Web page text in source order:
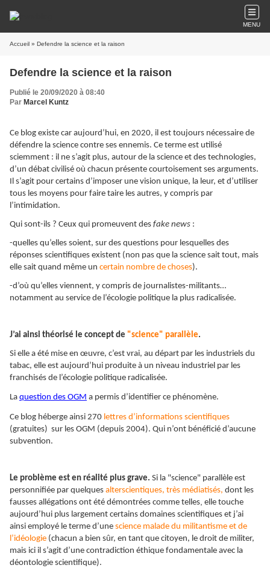
MENU
Accueil » Defendre la science et la raison
Defendre la science et la raison
Publié le 20/09/2020 à 08:40
Par Marcel Kuntz
Ce blog existe car aujourd’hui, en 2020, il est toujours nécessaire de
défendre la science contre ses ennemis. Ce terme est utilisé
sciemment : il ne s’agit plus, autour de la science et des technologies,
d’un débat civilisé où chacun présente courtoisement ses arguments.
Il s’agit pour certains d’imposer une vision unique, la leur, et d’utiliser
tous les moyens pour faire taire les autres, y compris par
l’intimidation.
Qui sont-ils ? Ceux qui promeuvent des fake news :
-quelles qu’elles soient, sur des questions pour lesquelles des
réponses scientifiques existent (non pas que la science sait tout, mais
elle sait quand même un certain nombre de choses).
-d’où qu’elles viennent, y compris de journalistes-militants…
notamment au service de l’écologie politique la plus radicalisée.
J’ai ainsi théorisé le concept de "science" parallèle.
Si elle a été mise en œuvre, c’est vrai, au départ par les industriels du
tabac, elle est aujourd’hui produite à un niveau industriel par les
franchisés de l’écologie politique radicalisée.
La question des OGM a permis d’identifier ce phénomène.
Ce blog héberge ainsi 270 lettres d’informations scientifiques
(gratuites) sur les OGM (depuis 2004). Qui n’ont bénéficié d’aucune
subvention.
Le problème est en réalité plus grave. Si la "science" parallèle est
personnifiée par quelques alterscientiques, très médiatisés, dont les
fausses allégations ont été démontrées comme telles elle touche
aujourd’hui plus largement certains domaines scientifiques et j’ai
ainsi employé le terme d’une science malade du militantisme et de
l’idéologie (chacun a bien sûr, en tant que citoyen, le droit de militer,
mais ici il s’agit d’une contradiction éthique fondamentale avec la
déontologie scientifique).